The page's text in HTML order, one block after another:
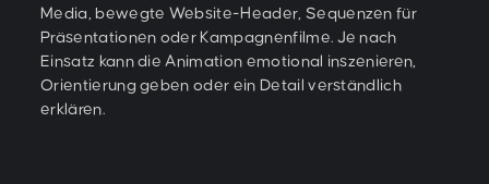
Media, bewegte Website-Header, Sequenzen für
Präsentationen oder Kampagnenfilme. Je nach
Einsatz kann die Animation emotional inszenieren,
Orientierung geben oder ein Detail verständlich
erklären.